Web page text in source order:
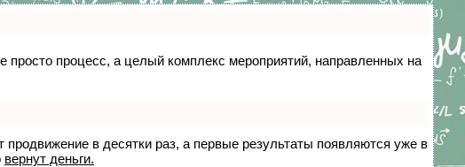
просто процесс, а целый комплекс мероприятий, направленных на
продвижение в десятки раз, а первые результаты появляются уже в
вернут деньги.